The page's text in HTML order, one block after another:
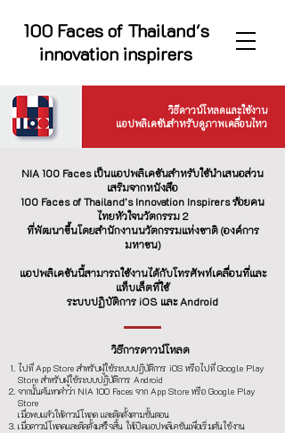
100 Faces of Thailand's
innovation inspirers
วิธีดาวน์โหลดและใช้งาน
แอปพลิเคชันสำหรับดูภาพเคลื่อนไหว
NIA 100 Faces เป็นแอปพลิเคชันสำหรับใช้นำเสนอส่วน
เสริมจากหนังสือ
100 Faces of Thailand’s Innovation Inspirers ร้อยคน
ไทยหัวใจนวัตกรรม 2
ที่พัฒนาขึ้นโดยสำนักงานนวัตกรรมแห่งชาติ (องค์การ
มหาชน)
แอปพลิเคชันนี้สามารถใช้งานได้กับโทรศัพท์เคลื่อนที่และ
แท็บเล็ตที่ใช้
ระบบปฏิบัติการ iOS และ Android
วิธีการดาวน์โหลด
ไปที่ App Store สำหรับผู้ใช้ระบบปฏิบัติการ iOS หรือไปที่ Google Play
Store สำหรับผู้ใช้ระบบปฏิบัติการ Android
จากนั้นค้นหาคำว่า NIA 100 Faces จาก App Store หรือ Google Play
Store
เมื่อพบแล้วให้ดาวน์โหลด และติดตั้งตามขั้นตอน
เมื่อดาวน์โหลดและติดตั้งเสร็จสิ้น ให้เปิดแอปพลิเคชันเพื่อเริ่มต้นใช้งาน